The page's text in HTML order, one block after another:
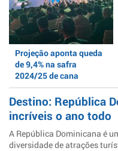
Projeção aponta queda
de 9,4% na safra
2024/25 de cana
Destino: República
incríveis o ano todo
A República Dominicana é
diversidade de atrações